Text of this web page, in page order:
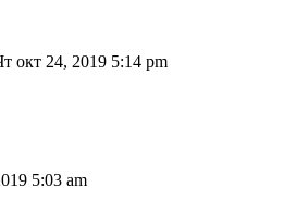
окт 24, 2019 5:14 pm
5:03 am